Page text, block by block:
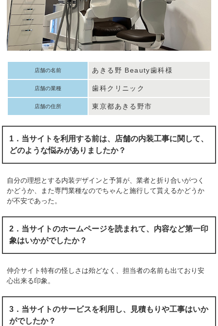
店舗の名前 あきる野 Beauty歯科様
店舗の業種 歯科クリニック
店舗の住所 東京都あきる野市
1．当サイトを利用する前は、店舗の内装工事に関して、
どのような悩みがありましたか？
自分の理想とする内装デザインと予算が、業者と折り合いがつく
かどうか、また専門業種なのでちゃんと施行して貰えるかどうか
が不安であった。
2．当サイトのホームページを読まれて、内容など第一印
象はいかがでしたか？
仲介サイト特有の怪しさは殆どなく、担当者の名前も出ており安
心出来る印象。
3．当サイトのサービスを利用し、見積もりや工事はいか
がでしたか？